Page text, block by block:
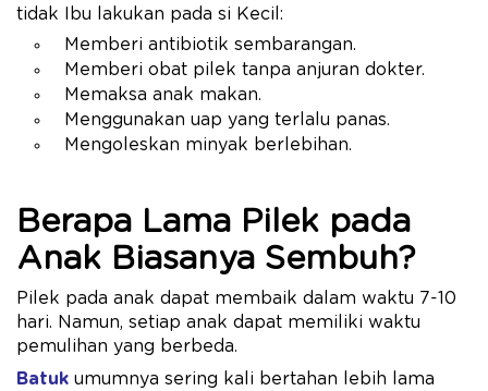
tidak Ibu lakukan pada si Kecil:
Memberi antibiotik sembarangan.
Memberi obat pilek tanpa anjuran dokter.
Memaksa anak makan.
Menggunakan uap yang terlalu panas.
Mengoleskan minyak berlebihan.
Berapa Lama Pilek pada
Anak Biasanya Sembuh?
Pilek pada anak dapat membaik dalam waktu 7-10
hari. Namun, setiap anak dapat memiliki waktu
pemulihan yang berbeda.
Batuk umumnya sering kali bertahan lebih lama